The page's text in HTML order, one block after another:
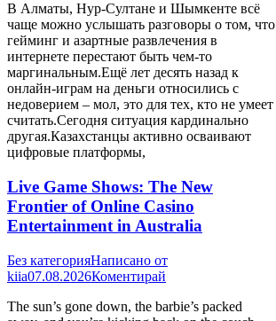
В Алматы, Нур-Султане и Шымкенте всё
чаще можно услышать разговоры о том, что
гейминг и азартные развлечения в
интернете перестают быть чем-то
маргинальным.Ещё лет десять назад к
онлайн-играм на деньги относились с
недоверием – мол, это для тех, кто не умеет
считать.Сегодня ситуация кардинально
другая.Казахстанцы активно осваивают
цифровые платформы,
Live Game Shows: The New
Frontier of Online Casino
Entertainment in Australia
Без категорияНаписано от
kiia07.08.2026Коментирай
The sun’s gone down, the barbie’s packed